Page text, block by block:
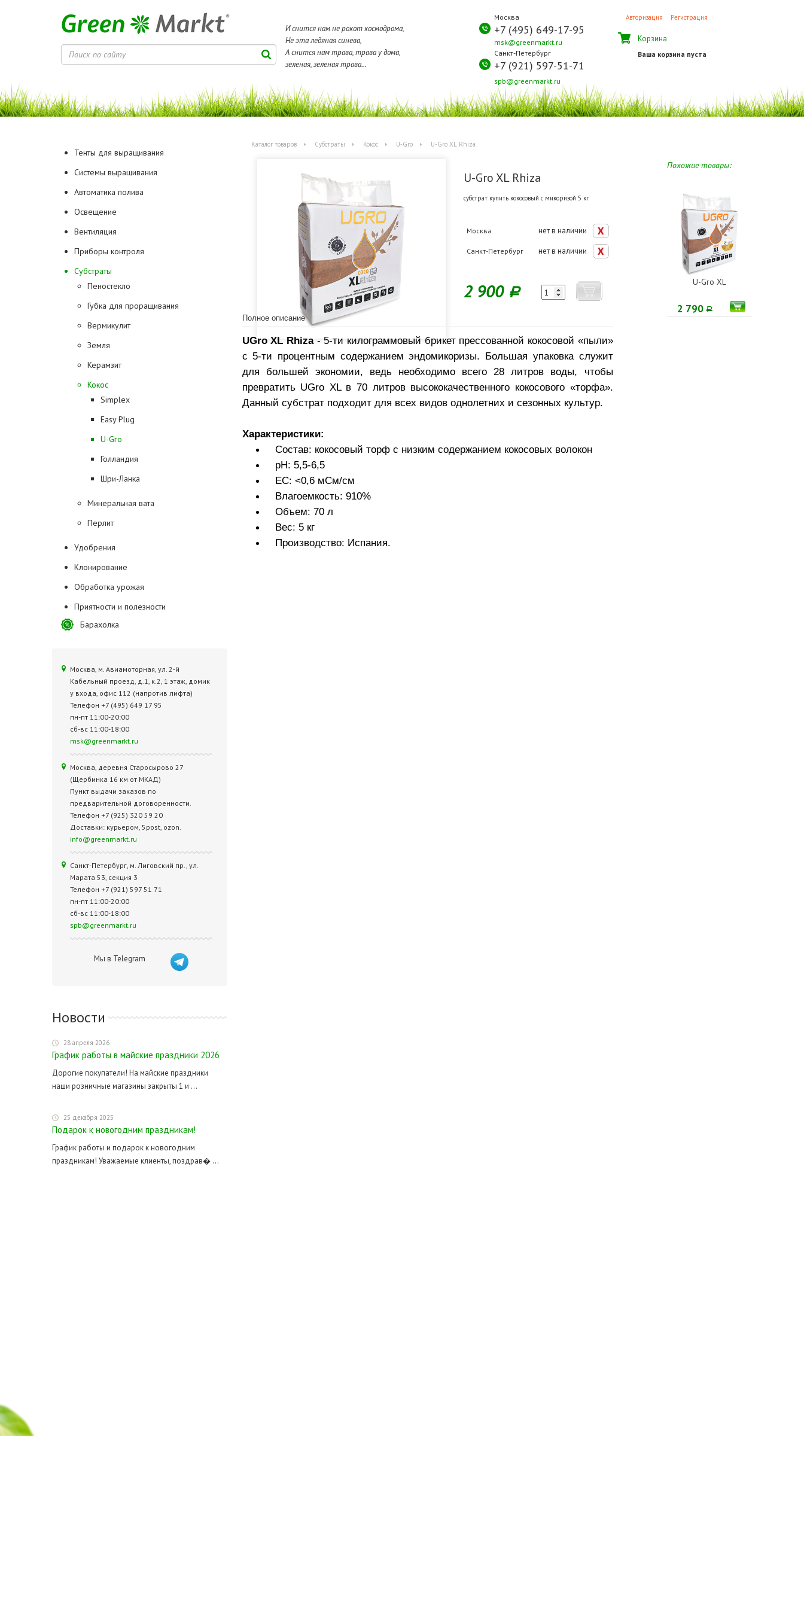
И снится нам не рокот космодрома,
Не эта ледяная синева,
А снится нам трава, трава у дома,
зеленая, зеленая трава...
Москва
+7 (495) 649-17-95
msk@greenmarkt.ru
Санкт-Петербург
+7 (921) 597-51-71
spb@greenmarkt.ru
Авторизация Регистрация
Корзина
Ваша корзина пуста
Тенты для выращивания
Системы выращивания
Автоматика полива
Освещение
Вентиляция
Приборы контроля
Субстраты
Пеностекло
Губка для проращивания
Вермикулит
Земля
Керамзит
Кокос
Simplex
Easy Plug
U-Gro
Голландия
Шри-Ланка
Минеральная вата
Перлит
Удобрения
Клонирование
Обработка урожая
Приятности и полезности
Барахолка
Москва, м. Авиамоторная, ул. 2‑й
Кабельный проезд, д.1, к.2, 1 этаж, домик
у входа, офис 112 (напротив лифта)
Телефон +7 (495) 649 17 95
пн-пт 11:00-20:00
сб-вс 11:00-18:00
msk@greenmarkt.ru
Москва, деревня Старосырово 27
(Щербинка 16 км от МКАД)
Пункт выдачи заказов по
предварительной договоренности.
Телефон +7 (925) 320 59 20
Доставки: курьером, 5post, ozon.
info@greenmarkt.ru
Санкт-Петербург, м. Лиговский пр., ул.
Марата 53, секция 3
Телефон +7 (921) 597 51 71
пн-пт 11:00-20:00
сб-вс 11:00-18:00
spb@greenmarkt.ru
Мы в Telegram
Новости
28 апреля 2026
График работы в майские праздники 2026
Дорогие покупатели! На майские праздники
наши розничные магазины закрыты 1 и ...
25 декабря 2025
Подарок к новогодним праздникам!
График работы и подарок к новогодним
праздникам! Уважаемые клиенты, поздрав� ...
Каталог товаров Субстраты Кокос U-Gro U-Gro XL Rhiza
U-Gro XL Rhiza
субстрат купить кокосовый с микоризой 5 кг
Москва нет в наличии
Санкт-Петербург нет в наличии
2 900 Р
Похожие товары:
U-Gro XL
2 790Р
Полное описание
UGro XL Rhiza- 5-ти килограммовый брикет пресcованной кокосовой «пыли»
с 5-ти процентным содержанием эндомикоризы. Большая упаковка служит
для большей экономии, ведь необходимо всего 28 литров воды, чтобы
превратить UGro XL в 70 литров высококачественного кокосового «торфа».
Данный субстрат подходит для всех видов однолетних и сезонных культур.
Характеристики:
Состав: кокосовый торф с низким содержанием кокосовых волокон
pH: 5,5-6,5
EC: <0,6 мСм/см
Влагоемкость: 910%
Объем: 70 л
Вес: 5 кг
Производство: Испания.